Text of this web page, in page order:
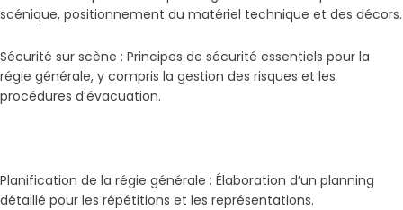
scénique, positionnement du matériel technique et des décors.
Sécurité sur scène : Principes de sécurité essentiels pour la
régie générale, y compris la gestion des risques et les
procédures d’évacuation.
Planification de la régie générale : Élaboration d’un planning
détaillé pour les répétitions et les représentations.